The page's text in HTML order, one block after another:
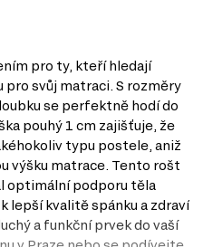
pro ty, kteří hledají
pro svůj matraci. S rozměry
se perfektně hodí do
pouhý 1 cm zajišťuje, že
typu postele, aniž
výšku matrace. Tento rošt
optimální podporu těla
lepší kvalitě spánku a zdraví
a funkční prvek do vaší